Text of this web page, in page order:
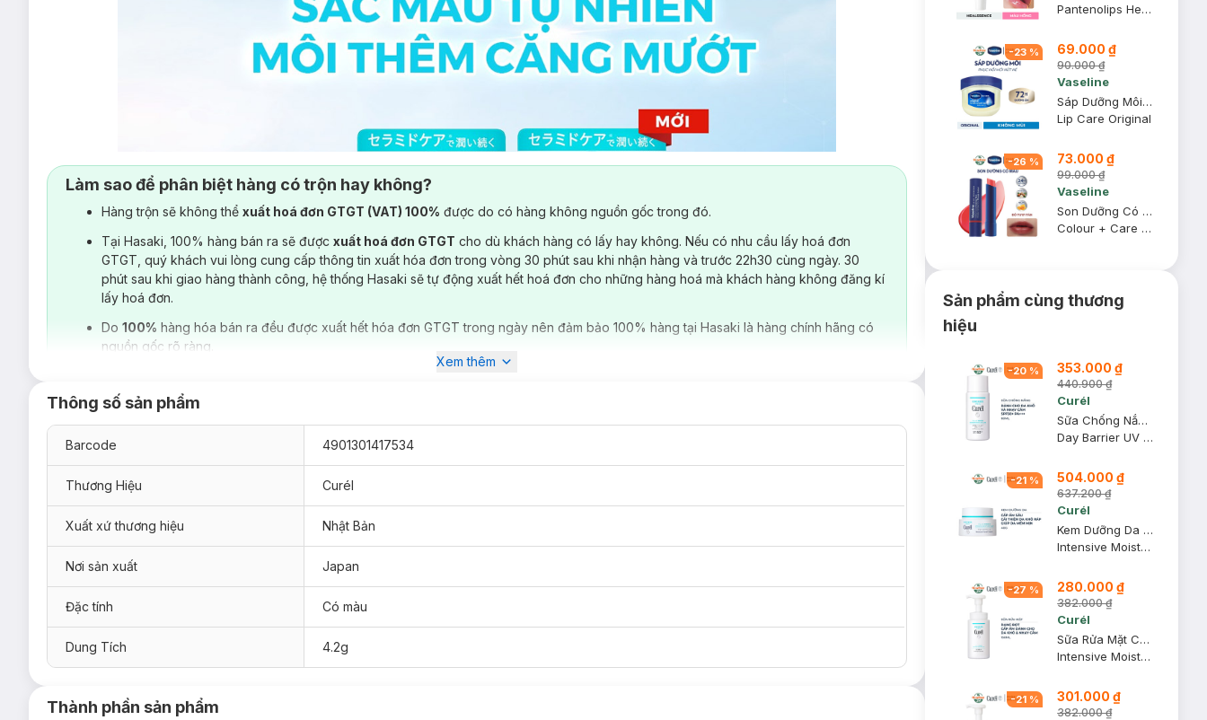
Làm sao để phân biệt hàng có trộn hay không?
Hàng trộn sẽ không thể xuất hoá đơn GTGT (VAT) 100% được do có hàng không nguồn gốc trong đó.
Tại Hasaki, 100% hàng bán ra sẽ được xuất hoá đơn GTGT cho dù khách hàng có lấy hay không. Nếu có nhu cầu lấy hoá đơn
GTGT, quý khách vui lòng cung cấp thông tin xuất hóa đơn trong vòng 30 phút sau khi nhận hàng và trước 22h30 cùng ngày. 30
phút sau khi giao hàng thành công, hệ thống Hasaki sẽ tự động xuất hết hoá đơn cho những hàng hoá mà khách hàng không đăng kí
lấy hoá đơn.
Do 100% hàng hóa bán ra đều được xuất hết hóa đơn GTGT trong ngày nên đảm bảo 100% hàng tại Hasaki là hàng chính hãng có
nguồn gốc rõ ràng.
Xem thêm
Thông số sản phẩm
Barcode 4901301417534
Thương Hiệu Curél
Xuất xứ thương hiệu Nhật Bản
Nơi sản xuất Japan
Đặc tính Có màu
Dung Tích 4.2g
Thành phần sản phẩm
Pantenolips Healssence
-23 % 69.000 ₫
90.000 ₫
Vaseline
Sáp Dưỡng Môi Vaseline Mềm Mịn 7g
Lip Care Original
-26 % 73.000 ₫
99.000 ₫
Vaseline
Son Dưỡng Có Màu Vaseline Đỏ Tươi Tắn 3g
Colour + Care #Kissing Red
Sản phẩm cùng thương
hiệu
-20 % 353.000 ₫
440.900 ₫
Curél
Sữa Chống Nắng Curél Mặt & Toàn Thân Cho Da Khô Nhạy Cảm 60ml
Day Barrier UV Protection Milk SPF50+ PA+++
-21 % 504.000 ₫
637.200 ₫
Curél
Kem Dưỡng Da Curél Cấp Ẩm Chuyên Sâu 40g
Intensive Moisture Care Intensive Moisture Cream
-27 % 280.000 ₫
382.000 ₫
Curél
Sữa Rửa Mặt Curél Dạng Bọt Cấp Ẩm Chuyên Sâu 150ml
Intensive Moisture Care Foaming Wash
-21 % 301.000 ₫
382.000 ₫